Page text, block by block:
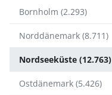
Bornholm (2.293)
Norddänemark (8.711)
Nordseeküste (12.763)
Ostdänemark (5.426)